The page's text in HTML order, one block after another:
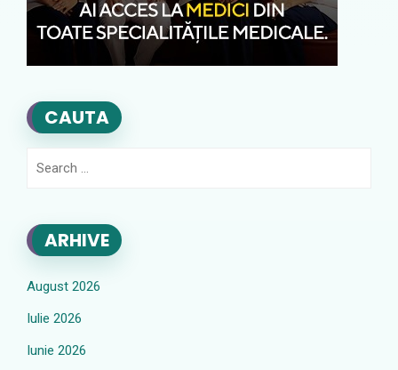
CAUTA
ARHIVE
August 2026
Iulie 2026
Iunie 2026